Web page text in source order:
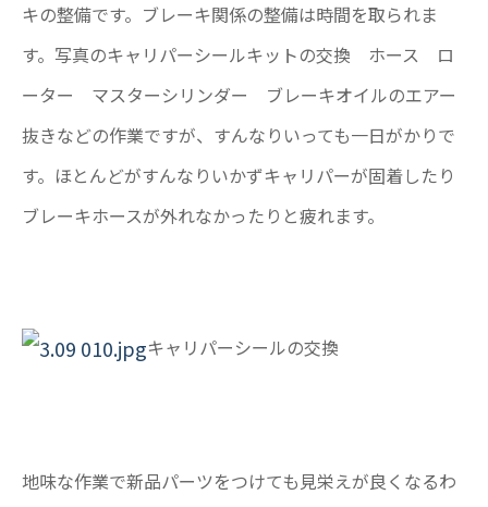
キの整備です。ブレーキ関係の整備は時間を取られま
す。写真のキャリパーシールキットの交換 ホース ロ
ーター マスターシリンダー ブレーキオイルのエアー
抜きなどの作業ですが、すんなりいっても一日がかりで
す。ほとんどがすんなりいかずキャリパーが固着したり
ブレーキホースが外れなかったりと疲れます。
キャリパーシールの交換
地味な作業で新品パーツをつけても見栄えが良くなるわ